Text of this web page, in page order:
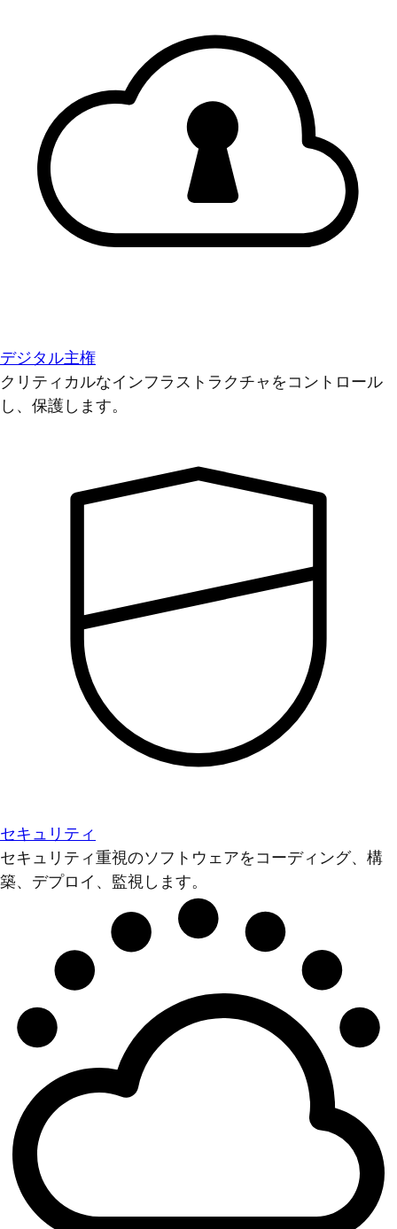
デジタル主権
クリティカルなインフラストラクチャをコントロール
し、保護します。
セキュリティ
セキュリティ重視のソフトウェアをコーディング、構
築、デプロイ、監視します。